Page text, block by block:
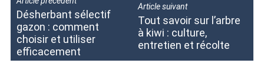
Désherbant sélectif
gazon : comment
choisir et utiliser
efficacement
Article suivant
Tout savoir sur l’arbre
à kiwi : culture,
entretien et récolte